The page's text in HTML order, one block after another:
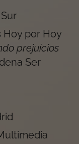
Hoy por Hoy
prejuicios
Ser